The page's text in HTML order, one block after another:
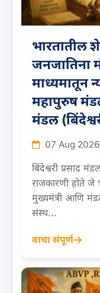
भारतातील
जनजातिना
माध्यमातून
महापुरुष
मंडल
07 Aug 2026
बिंदेश्वरी प्रसाद
राजकारणी होते जे
मुख्यमंत्री आणि
संस्थ...
वाचा संपूर्ण